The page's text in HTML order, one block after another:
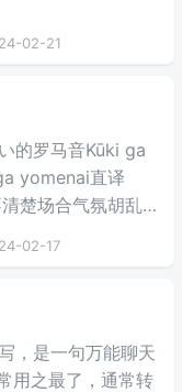
02-21
的罗马音Kūki ga
yomenai直译
楚场合气氛胡乱
02-17
，是一句万能聊天
用之最了，通常转